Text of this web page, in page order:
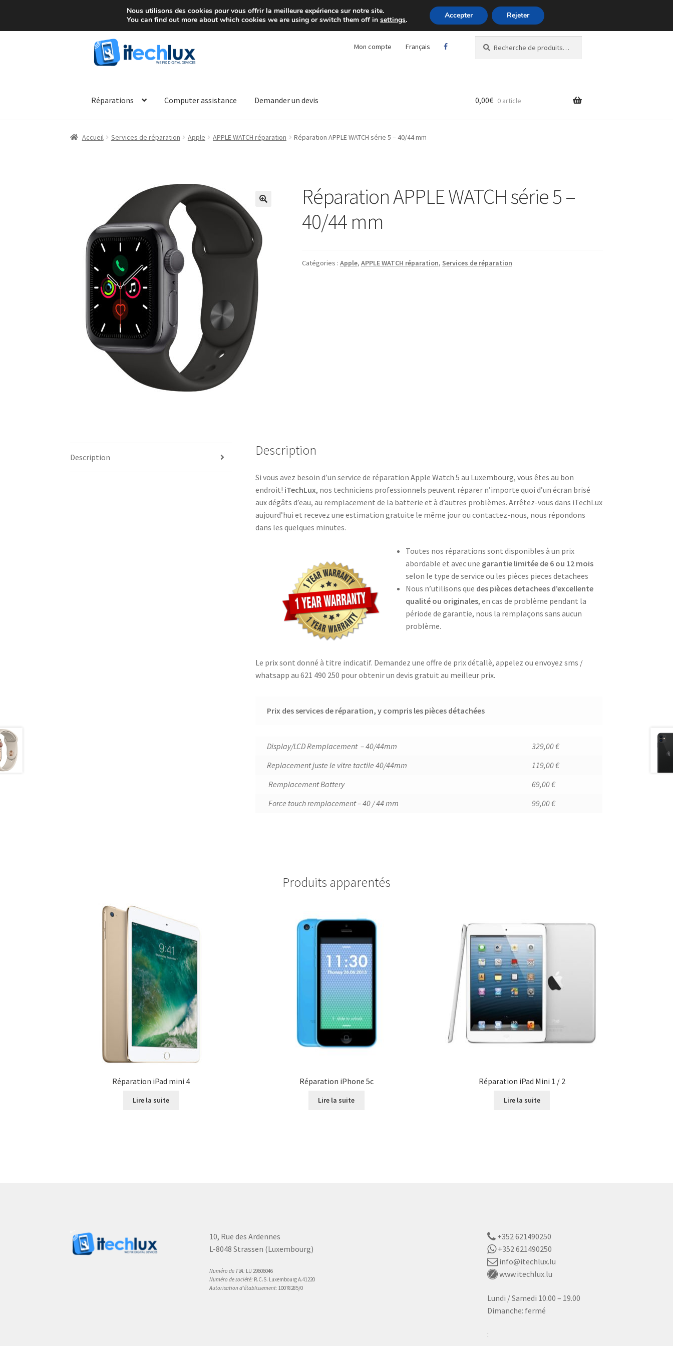
10, Rue des ardennes -Strassen (Luxembourg)/ 00352 621490250
Aller
à
la
Aller
au
contenu
Mon compte Français
pour :
Réparations Computer assistance Demander un devis 0,00€ 0 article
Accueil Services de réparation Apple APPLE WATCH réparation Réparation APPLE WATCH série 5 – 40/44 mm
Réparation APPLE WATCH série 5 –
40/44 mm
Catégories : Apple, APPLE WATCH réparation, Services de réparation
Description Description
Si vous avez besoin d’un service de réparation Apple Watch 5 au Luxembourg, vous êtes au bon
endroit! iTechLux, nos techniciens professionnels peuvent réparer n’importe quoi d’un écran brisé
aux dégâts d’eau, au remplacement de la batterie et à d’autres problèmes. Arrêtez-vous dans iTechLux
aujourd’hui et recevez une estimation gratuite le même jour ou contactez-nous, nous répondons
dans les quelques minutes.
Toutes nos réparations sont disponibles à un prix
abordable et avec une garantie limitée de 6 ou 12 mois
selon le type de service ou les pièces pieces detachees
Nous n’utilisons que des pièces detachees d’excellente
qualité ou originales, en cas de problème pendant la
période de garantie, nous la remplaçons sans aucun
problème.
Le prix sont donné à titre indicatif. Demandez une offre de prix détallè, appelez ou envoyez sms /
whatsapp au 621 490 250 pour obtenir un devis gratuit au meilleur prix.
Prix des services de réparation, y compris les pièces détachées
Display/LCD Remplacement – 40/44mm
329,00 €
Replacement juste le vitre tactile 40/44mm
119,00 €
Remplacement Battery
69,00 €
Force touch remplacement – 40 / 44 mm
99,00 €
Produits apparentés
Réparation iPad mini 4
Lire la suite
Réparation iPhone 5c
Lire la suite
Réparation iPad Mini 1 / 2
Lire la suite
10, Rue des Ardennes
L-8048 Strassen (Luxembourg)
Numéro de TVA: LU 29606046
Numéro de société: R.C.S. Luxembourg A.41220
Autorisation d'établissement: 10078285/0
+352 621490250
+352 621490250
info@itechlux.lu
www.itechlux.lu
Lundi / Samedi 10.00 – 19.00
Dimanche: fermé
:
Nous utilisons des cookies pour vous offrir la meilleure expérience sur notre site.
You can find out more about which cookies we are using or switch them off insettings. Accepter Rejeter